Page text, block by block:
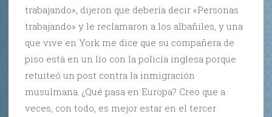
trabajando», dijeron que debería decir «Personas
trabajando» y le reclamaron a los albañiles, y una
que vive en York me dice que su compañera de
piso está en un lío con la policía inglesa porque
retuiteó un post contra la inmigración
musulmana. ¿Qué pasa en Europa? Creo que a
veces, con todo, es mejor estar en el tercer